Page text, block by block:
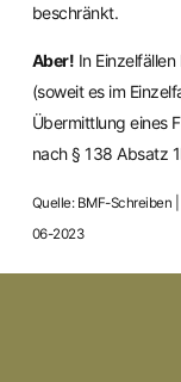
beschränkt.
Aber! In
(soweit es im
Übermittlung eines
nach § 138 Absatz
Quelle: BMF-Schreiben |
06-2023